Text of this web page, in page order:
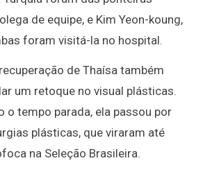
de equipe, e Kim Yeon-koung,
foram visitá-la no hospital.
de Thaísa também
um retoque no visual plásticas.
o tempo parada, ela passou por
plásticas, que viraram até
na Seleção Brasileira.